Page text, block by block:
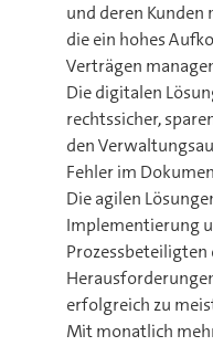
und deren
die ein hohes
Verträgen
Die digitalen
rechtssicher,
den
Fehler im
Die agilen
Implementierung
Prozessbeteiligten
erfolgreich zu
Mit monatlich